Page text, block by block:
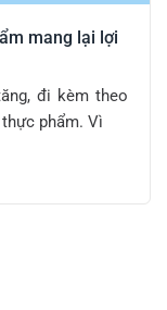
mang lại lợi
đi kèm theo
phẩm. Vì